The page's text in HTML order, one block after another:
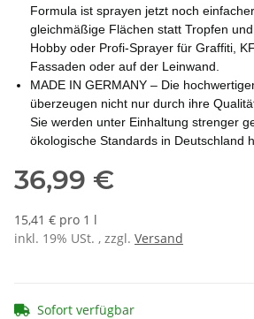
Formula ist sprayen jetzt noch
gleichmäßige Flächen statt Tropfen
Hobby oder Profi-Sprayer für Graffiti,
Fassaden oder auf der Leinwand.
MADE IN GERMANY – Die
überzeugen nicht nur durch ihre
Sie werden unter Einhaltung strenger
ökologische Standards in Deutschland
36,99 €
15,41 € pro 1 l
inkl. 19% USt. , zzgl. Versand
Sofort verfügbar